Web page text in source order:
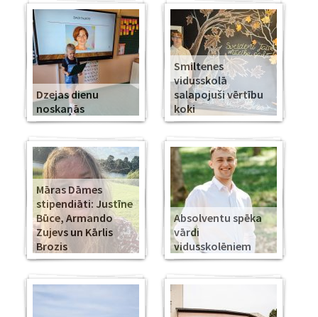
Dzejas dienu
noskaņās
Smiltenes
vidusskolā
salapojuši vērtību
koki
Māras Dāmes
stipendiāti: Justīne
Būce, Armando
Zujevs un Kārlis
Brozis
Absolventu spēka
vārdi
vidusskolēniem